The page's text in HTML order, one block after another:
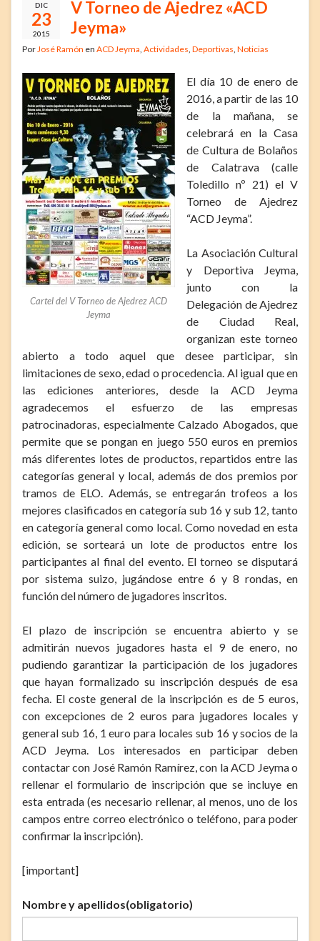
DIC
23
2015
V Torneo de Ajedrez «ACD
Jeyma»
Por José Ramón en ACD Jeyma Actividades Deportivas Noticias
Cartel del V Torneo de Ajedrez ACD
Jeyma
El día 10 de enero de
2016, a partir de las 10
de la mañana, se
celebrará en la Casa
de Cultura de Bolaños
de Calatrava (calle
Toledillo nº 21) el V
Torneo de Ajedrez
“ACD Jeyma”.
La Asociación Cultural
y Deportiva Jeyma,
junto con la
Delegación de Ajedrez
de Ciudad Real,
organizan este torneo
abierto a todo aquel que desee participar, sin
limitaciones de sexo, edad o procedencia. Al igual que en
las ediciones anteriores, desde la ACD Jeyma
agradecemos el esfuerzo de las empresas
patrocinadoras, especialmente Calzado Abogados, que
permite que se pongan en juego 550 euros en premios
más diferentes lotes de productos, repartidos entre las
categorías general y local, además de dos premios por
tramos de ELO. Además, se entregarán trofeos a los
mejores clasificados en categoría sub 16 y sub 12, tanto
en categoría general como local. Como novedad en esta
edición, se sorteará un lote de productos entre los
participantes al final del evento. El torneo se disputará
por sistema suizo, jugándose entre 6 y 8 rondas, en
función del número de jugadores inscritos.
El plazo de inscripción se encuentra abierto y se
admitirán nuevos jugadores hasta el 9 de enero, no
pudiendo garantizar la participación de los jugadores
que hayan formalizado su inscripción después de esa
fecha. El coste general de la inscripción es de 5 euros,
con excepciones de 2 euros para jugadores locales y
general sub 16, 1 euro para locales sub 16 y socios de la
ACD Jeyma. Los interesados en participar deben
contactar con José Ramón Ramírez, con la ACD Jeyma o
rellenar el formulario de inscripción que se incluye en
esta entrada (es necesario rellenar, al menos, uno de los
campos entre correo electrónico o teléfono, para poder
confirmar la inscripción).
[important]
Nombre y apellidos(obligatorio)